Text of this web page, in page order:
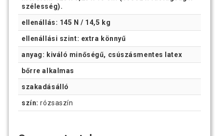
szélesség).
ellenállás: 145 N / 14,5 kg
ellenállási szint: extra könnyű
anyag: kiváló minőségű, csúszásmentes latex
bőrre alkalmas
szakadásálló
szín: rózsaszín